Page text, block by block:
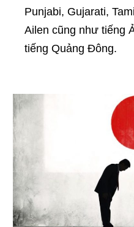
Punjabi, Gujarati,
Ailen cũng như tiếng
tiếng Quảng Đông.